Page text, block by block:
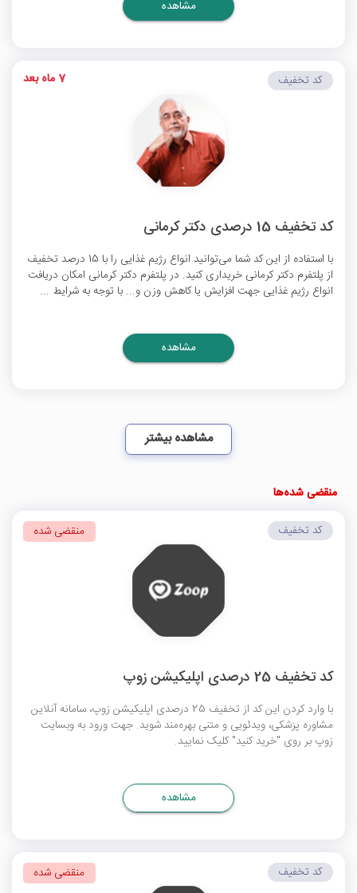
مشاهده
کد تخفیف 15 درصدی دکتر کرمانی
با استفاده از این کد شما می‌توانید انواع رژیم غذایی را با 15 درصد تخفیف
از پلتفرم دکتر کرمانی خریداری کنید. در پلتفرم دکتر کرمانی امکان دریافت
انواع رژیم غذایی جهت افزایش یا کاهش وزن و... با توجه به شرایط ...
کد تخفیف 7 ماه بعد
مشاهده
مشاهده بیشتر
منقضی شده‌ها
کد تخفیف 25 درصدی اپلیکیشن زوپ
با وارد کردن این کد از تخفیف 25 درصدی اپلیکیشن زوپ، سامانه آنلاین
مشاوره پزشکی، ویدئویی و متنی بهره‌مند شوید. جهت ورود به وبسایت
زوپ بر روی "خرید کنید" کلیک نمایید.
کد تخفیف منقضی شده
مشاهده
کد تخفیف منقضی شده